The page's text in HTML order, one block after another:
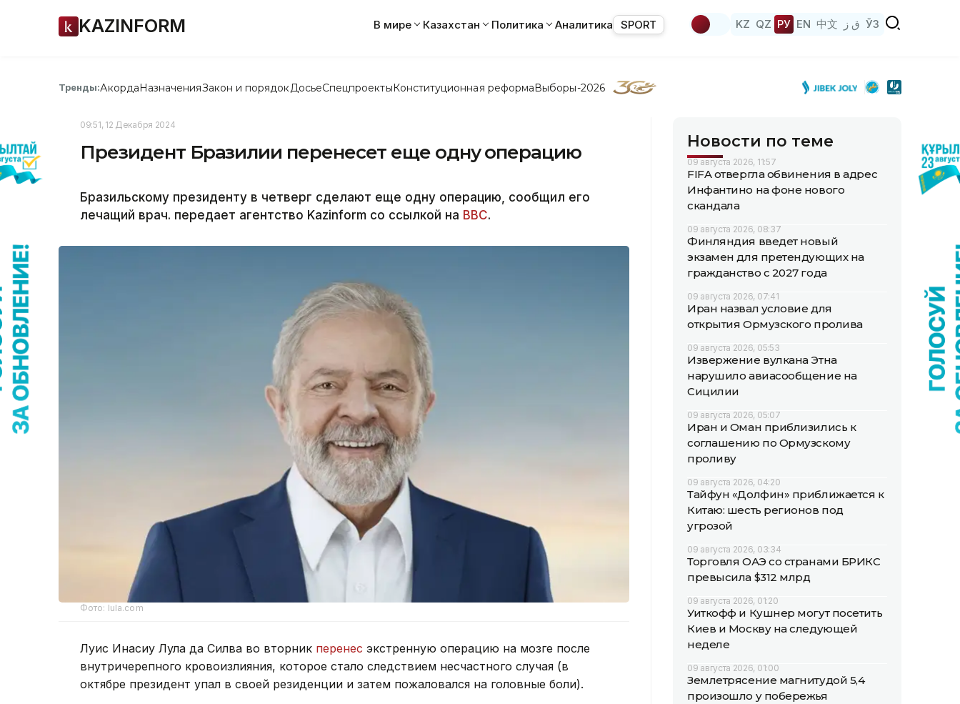
KAZINFORM В мире Казахстан Политика Аналитика SPORT KZ QZ РУ EN 中文 ق ز ЎЗ
Тренды:АкордаНазначенияЗакон и порядок ДосьеСпецпроектыКонституционная реформаВыборы-2026
09:51, 12 Декабря 2024
Президент Бразилии перенесет еще одну операцию
Бразильскому президенту в четверг сделают еще одну операцию, сообщил его
лечащий врач. передает агентство Kazinform со ссылкой на ВВС.
Фото: lula.com
Луис Инасиу Лула да Силва во вторник перенес экстренную операцию на мозге после
внутричерепного кровоизлияния, которое стало следствием несчастного случая (в
октябре президент упал в своей резиденции и затем пожаловался на головные боли).
Новости по теме
09 августа 2026, 11:57
FIFA отвергла обвинения в адрес
Инфантино на фоне нового
скандала
09 августа 2026, 08:37
Финляндия введет новый
экзамен для претендующих на
гражданство с 2027 года
09 августа 2026, 07:41
Иран назвал условие для
открытия Ормузского пролива
09 августа 2026, 05:53
Извержение вулкана Этна
нарушило авиасообщение на
Сицилии
09 августа 2026, 05:07
Иран и Оман приблизились к
соглашению по Ормузскому
проливу
09 августа 2026, 04:20
Тайфун «Долфин» приближается к
Китаю: шесть регионов под
угрозой
09 августа 2026, 03:34
Торговля ОАЭ со странами БРИКС
превысила $312 млрд
09 августа 2026, 01:20
Уиткофф и Кушнер могут посетить
Киев и Москву на следующей
неделе
09 августа 2026, 01:00
Землетрясение магнитудой 5,4
произошло у побережья